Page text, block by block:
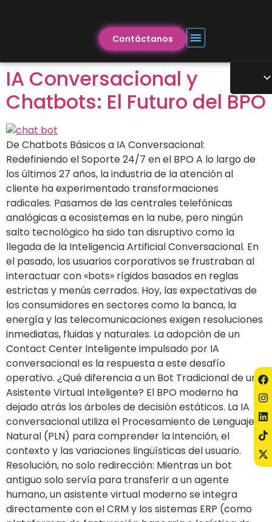
Contáctanos
IA Conversacional y
Chatbots: El Futuro del BPO
De Chatbots Básicos a IA Conversacional:
Redefiniendo el Soporte 24/7 en el BPO A lo largo de
los últimos 27 años, la industria de la atención al
cliente ha experimentado transformaciones
radicales. Pasamos de las centrales telefónicas
analógicas a ecosistemas en la nube, pero ningún
salto tecnológico ha sido tan disruptivo como la
llegada de la Inteligencia Artificial Conversacional. En
el pasado, los usuarios corporativos se frustraban al
interactuar con «bots» rígidos basados en reglas
estrictas y menús cerrados. Hoy, las expectativas de
los consumidores en sectores como la banca, la
energía y las telecomunicaciones exigen resoluciones
inmediatas, fluidas y naturales. La adopción de un
Contact Center Inteligente impulsado por IA
conversacional es la respuesta a este desafío
operativo. ¿Qué diferencia a un Bot Tradicional de un
Asistente Virtual Inteligente? El BPO moderno ha
dejado atrás los árboles de decisión estáticos. La IA
conversacional utiliza el Procesamiento de Lenguaje
Natural (PLN) para comprender la intención, el
contexto y las variaciones lingüísticas del usuario.
Resolución, no solo redirección: Mientras un bot
antiguo solo servía para transferir a un agente
humano, un asistente virtual moderno se integra
directamente con el CRM y los sistemas ERP (como